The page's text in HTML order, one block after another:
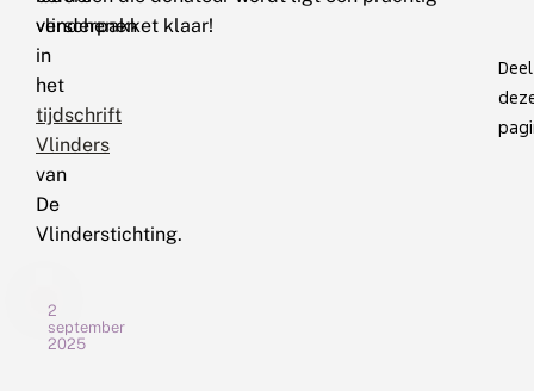
verschenen
in
het
tijdschrift
Vlinders
van
De
Vlinderstichting.
vlinderpakket klaar!
Deel
2
september
2025